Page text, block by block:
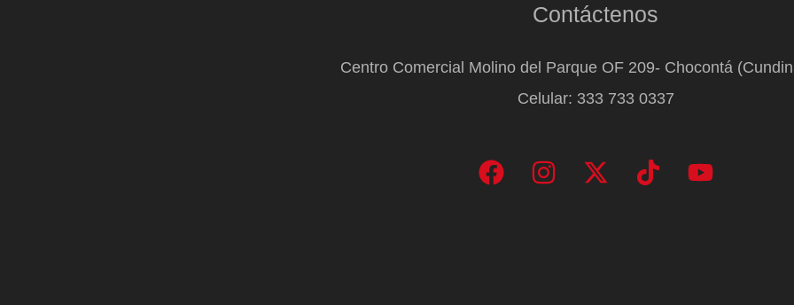
Contáctenos
Centro Comercial Molino del Parque OF 209- Chocontá
Celular: 333 733 0337